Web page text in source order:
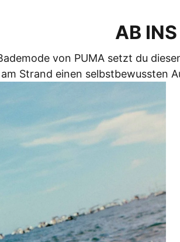
AB
von PUMA setzt du
Strand einen selbstbewussten